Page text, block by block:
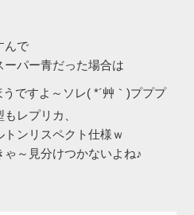
んで
パー青だった場合は
うですよ～ソレ( *´艸｀)プププ
レプリカ、
ンリスペクト仕様ｗ
～見分けつかないよね♪